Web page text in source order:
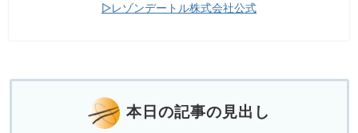
▷レゾンデートル株式会社公式
本日の記事の見出し